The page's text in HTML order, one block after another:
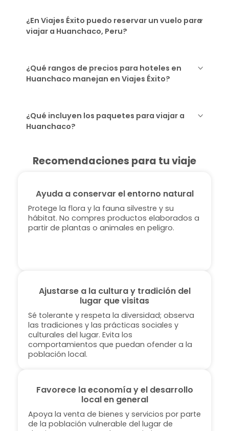
¿En Viajes Éxito puedo reservar un vuelo para
viajar a Huanchaco, Peru?
¿Qué rangos de precios para hoteles en
Huanchaco manejan en Viajes Éxito?
¿Qué incluyen los paquetes para viajar a
Huanchaco?
Recomendaciones para tu viaje
Ayuda a conservar el entorno natural
Protege la flora y la fauna silvestre y su
hábitat. No compres productos elaborados a
partir de plantas o animales en peligro.
Ajustarse a la cultura y tradición del
lugar que visitas
Sé tolerante y respeta la diversidad; observa
las tradiciones y las prácticas sociales y
culturales del lugar. Evita los
comportamientos que puedan ofender a la
población local.
Favorece la economía y el desarrollo
local en general
Apoya la venta de bienes y servicios por parte
de la población vulnerable del lugar de